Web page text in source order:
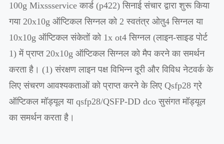
100g Mixssservice कार्ड (p422) सिनाई संचार द्वारा शुरू किया
गया 20x10g ऑप्टिकल सिग्नल को 2 स्वतंत्र ओतु4 सिग्नल या
10x10g ऑप्टिकल संकेतों को 1x ot4 सिग्नल (लाइन-साइड पोर्ट
1) में प्राप्त 20x10g ऑप्टिकल सिग्नल को मैप करने का समर्थन
करता है। (1) संरक्षण लाइन पक्ष विभिन्न दूरी और विविध नेटवर्क के
लिए संचरण आवश्यकताओं को प्राप्त करने के लिए Qsfp28 ग्रे
ऑप्टिकल मॉड्यूल या qsfp28/QSFP-DD dco सुसंगत मॉड्यूल
का समर्थन करता है।